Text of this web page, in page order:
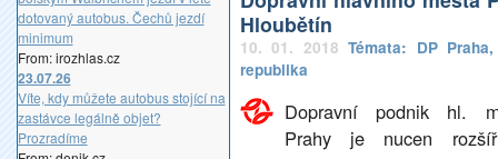
dotovaný autobus. Čechů jezdí
minimum
From: irozhlas.cz
23.07.26
Víte, kdy můžete autobus stojící na
zastávce legálně objet?
Prozradíme
Hloubětín
10. 01. 2018Témata: DP Praha
republika
Dopravní podnik hl.
Prahy je nucen